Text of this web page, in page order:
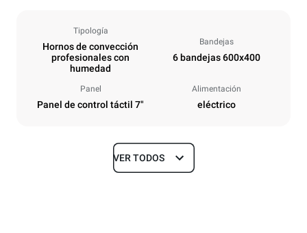
Tipología
Hornos de convección
profesionales con
humedad
Bandejas
6 bandejas 600x400
Panel
Panel de control táctil 7"
Alimentación
eléctrico
Tamaños
VER TODOS